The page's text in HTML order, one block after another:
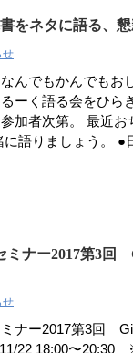
をネタに語る、
せ
んでもかんでもお
ーく語る会をひら
加者次第。 最近お
に語りましょう。 ●
ミナー2017第3回
せ
ナー2017第3回
22 18:00〜20:30